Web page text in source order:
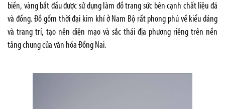
biến, vàng bắt đầu được sử dụng làm đồ trang sức bên cạnh chất liệu đá
và đồng. Đồ gốm thời đại kim khí ở Nam Bộ rất phong phú về kiểu dáng
và trang trí, tạo nên diện mạo và sắc thái địa phương riêng trên nền
tảng chung của văn hóa Đồng Nai.